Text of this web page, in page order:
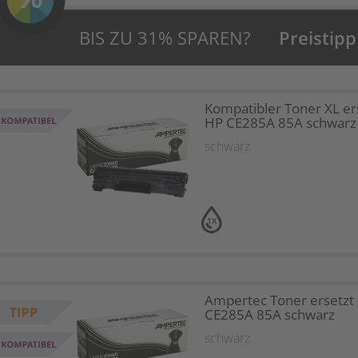
BIS ZU 31% SPAREN?
1X
Kompatibler Toner XL
HP CE285A 85A schwarz
schwarz
Ampertec Toner ersetzt
CE285A 85A schwarz
schwarz